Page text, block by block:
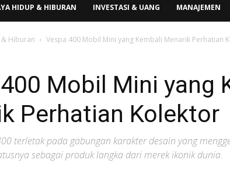
HIDUP & HIBURAN INVESTASI & UANG MANAJEMEN
Hiburan Vespa 400 Mobil Mini yang Kembali Menarik Perhatian
Mobil Mini yang
Perhatian Kolektor
terletak pada gabungan karakter desain yang
sebagai produk langka dari merek ikonik dunia.